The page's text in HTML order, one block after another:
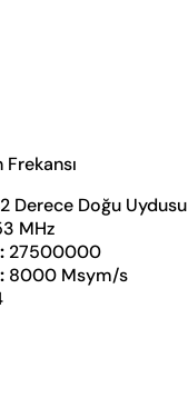
Frekansı
Derece Doğu Uydusu
MHz
27500000
8000 Msym/s